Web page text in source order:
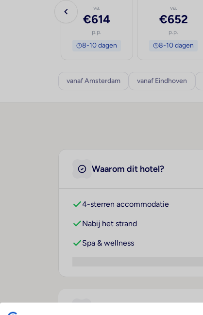
va.
€614
p.p.
8-10 dagen
va.
€652
p.p.
8-10 dagen
vanaf Amsterdam vanaf Eindhoven
Waarom dit hotel?
4-sterren accommodatie
Nabij het strand
Spa & wellness